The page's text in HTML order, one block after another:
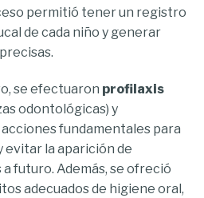
permitió tener un registro
de cada niño y generar
se efectuaron profilaxis
odontológicas) y
acciones fundamentales para
la aparición de
futuro. Además, se ofreció
adecuados de higiene oral,